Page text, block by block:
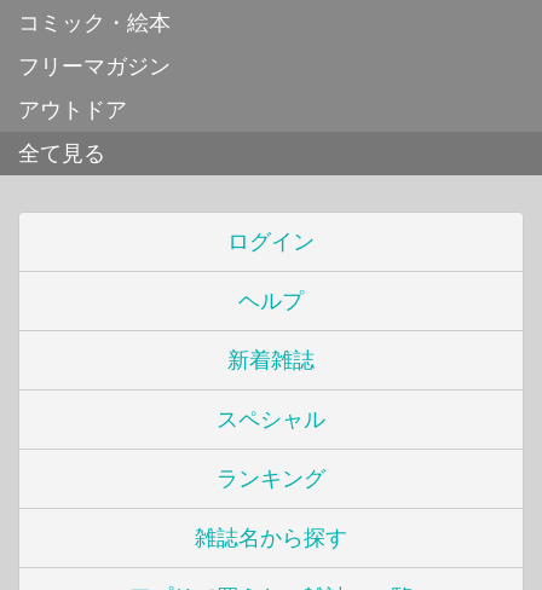
コミック・絵本
フリーマガジン
アウトドア
全て見る
ログイン
ヘルプ
新着雑誌
スペシャル
ランキング
雑誌名から探す